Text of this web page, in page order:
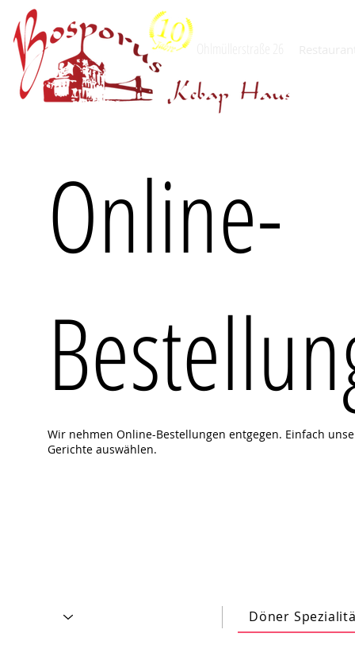
Online-
Wir nehmen Online-Bestellungen entgegen. Einfach
Gerichte auswählen.
Döner